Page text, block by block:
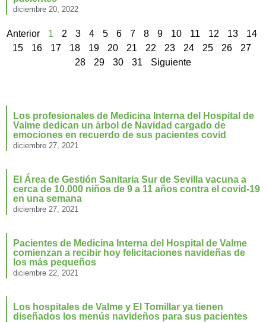
diciembre 20, 2022
Anterior 1 2 3 4 5 6 7 8 9 10 11 12 13
14
15
16 17 18 19 20 21 22 23 24 25 26
27
28
29 30 31 Siguiente
Los profesionales de Medicina Interna del Hospital de
Valme dedican un árbol de Navidad cargado de
emociones en recuerdo de sus pacientes covid
diciembre 27, 2021
El Área de Gestión Sanitaria Sur de Sevilla vacuna a
cerca de 10.000 niños de 9 a 11 años contra el covid-19
en una semana
diciembre 27, 2021
Pacientes de Medicina Interna del Hospital de Valme
comienzan a recibir hoy felicitaciones navideñas de
los más pequeños
diciembre 22, 2021
Los hospitales de Valme y El Tomillar ya tienen
diseñados los menús navideños para sus pacientes